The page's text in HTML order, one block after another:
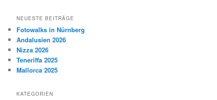
NEUESTE BEITRÄGE
Fotowalks in Nürnberg
Andalusien 2026
Nizza 2026
Teneriffa 2025
Mallorca 2025
KATEGORIEN